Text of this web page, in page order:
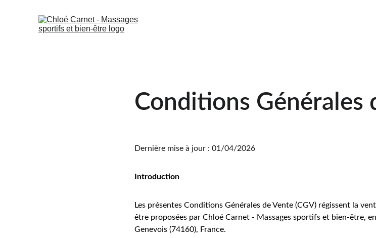
Conditions Générales
Dernière mise à jour : 01/04/2026
Introduction
Les présentes Conditions Générales de Vente (CGV) régissent la
être proposées par Chloé Carnet - Massages sportifs et bien-être,
Genevois (74160), France.